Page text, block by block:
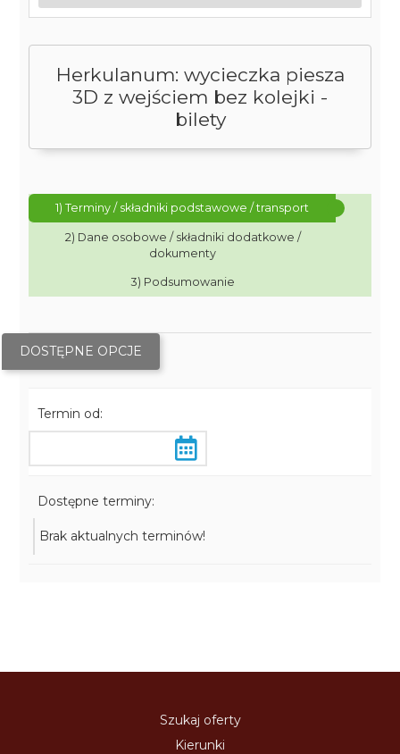
Herkulanum: wycieczka piesza
3D z wejściem bez kolejki -
bilety
1) Terminy / składniki podstawowe / transport
2) Dane osobowe / składniki dodatkowe /
dokumenty
3) Podsumowanie
DOSTĘPNE OPCJE
Termin od:
Dostępne terminy:
Brak aktualnych terminów!
Szukaj oferty
Kierunki